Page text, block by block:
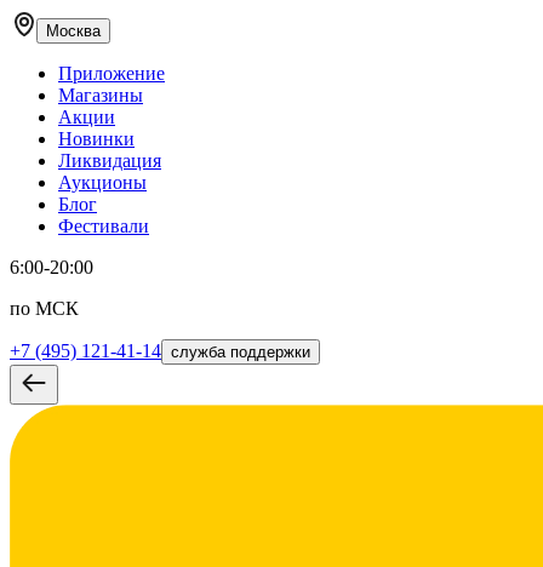
Москва
Приложение
Магазины
Акции
Новинки
Ликвидация
Аукционы
Блог
Фестивали
6:00-20:00
по МСК
+7 (495) 121-41-14 служба поддержки